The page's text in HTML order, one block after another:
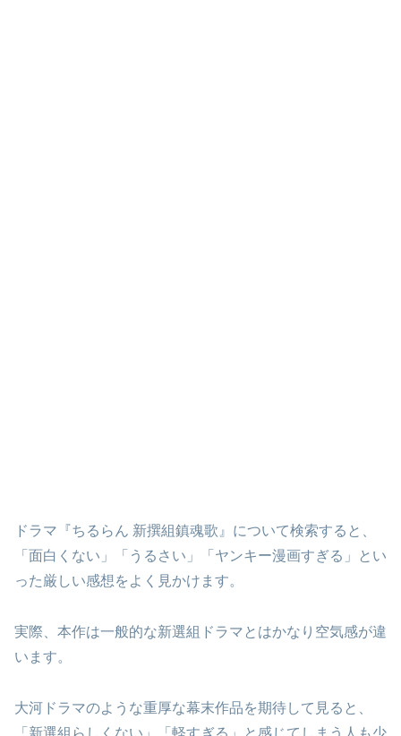
ドラマ『ちるらん 新撰組鎮魂歌』について検索すると、
「面白くない」「うるさい」「ヤンキー漫画すぎる」とい
った厳しい感想をよく見かけます。
実際、本作は一般的な新選組ドラマとはかなり空気感が違
います。
大河ドラマのような重厚な幕末作品を期待して見ると、
「新選組らしくない」「軽すぎる」と感じてしまう人も少